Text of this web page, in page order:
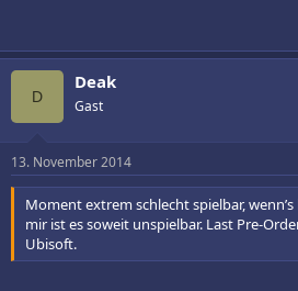
D
Deak
Gast
13. November 2014
Moment extrem schlecht spielbar,
mir ist es soweit unspielbar. Last Pre-
Ubisoft.